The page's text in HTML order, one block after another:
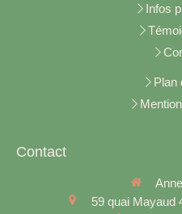
Infos
Plan
Contact
59 quai Mayaud